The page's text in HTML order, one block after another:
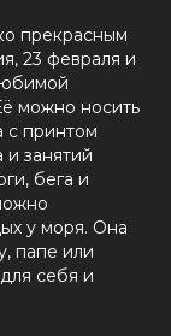
прекрасным
23 февраля и
можно носить
с принтом
и занятий
бега и
у моря. Она
папе или
себя и